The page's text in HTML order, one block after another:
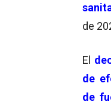
de
El
de
de